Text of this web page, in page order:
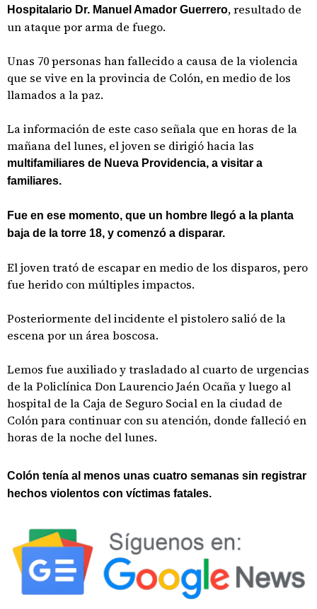
Hospitalario Dr. Manuel Amador Guerrero, resultado de
un ataque por arma de fuego.
Unas 70 personas han fallecido a causa de la violencia
que se vive en la provincia de Colón, en medio de los
llamados a la paz.
La información de este caso señala que en horas de la
mañana del lunes, el joven se dirigió hacia las
multifamiliares de Nueva Providencia, a visitar a
familiares.
Fue en ese momento, que un hombre llegó a la planta
baja de la torre 18, y comenzó a disparar.
El joven trató de escapar en medio de los disparos, pero
fue herido con múltiples impactos.
Posteriormente del incidente el pistolero salió de la
escena por un área boscosa.
Lemos fue auxiliado y trasladado al cuarto de urgencias
de la Policlínica Don Laurencio Jaén Ocaña y luego al
hospital de la Caja de Seguro Social en la ciudad de
Colón para continuar con su atención, donde falleció en
horas de la noche del lunes.
Colón tenía al menos unas cuatro semanas sin registrar
hechos violentos con víctimas fatales.